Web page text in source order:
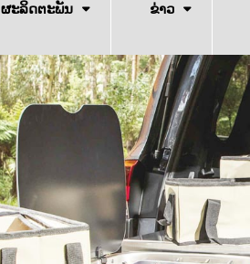
ຜະລິດຕະພັນ ຂ່າວ